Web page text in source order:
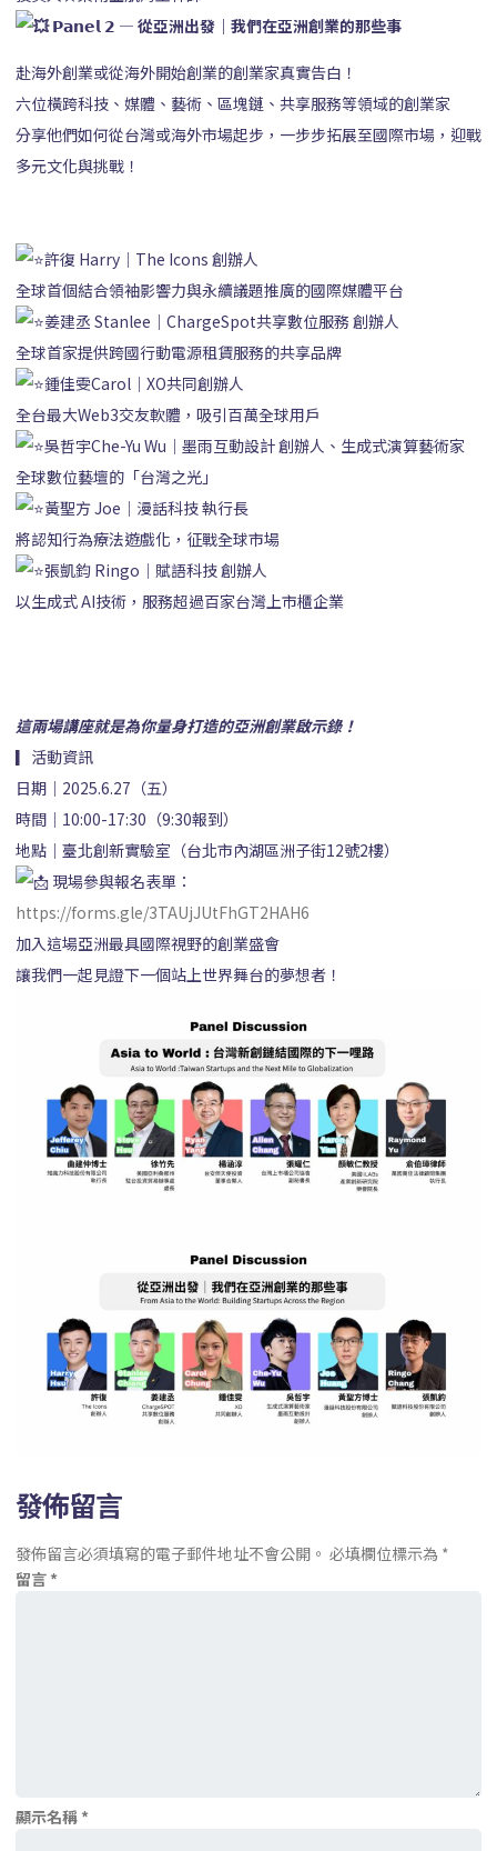
𝗣𝗮𝗻𝗲𝗹 𝟮 — 從亞洲出發｜我們在亞洲創業的那些事
赴海外創業或從海外開始創業的創業家真實告白！
六位橫跨科技、媒體、藝術、區塊鏈、共享服務等領域的創業家
分享他們如何從台灣或海外市場起步，一步步拓展至國際市場，迎戰
多元文化與挑戰！
許復 Harry｜The Icons 創辦人
全球首個結合領袖影響力與永續議題推廣的國際媒體平台
姜建丞 Stanlee｜ChargeSpot共享數位服務 創辦人
全球首家提供跨國行動電源租賃服務的共享品牌
鍾佳雯Carol｜XO共同創辦人
全台最大Web3交友軟體，吸引百萬全球用戶
吳哲宇Che-Yu Wu｜墨雨互動設計 創辦人、生成式演算藝術家
全球數位藝壇的「台灣之光」
黃聖方 Joe｜漫話科技 執行長
將認知行為療法遊戲化，征戰全球市場
張凱鈞 Ringo｜賦語科技 創辦人
以生成式 AI技術，服務超過百家台灣上市櫃企業
這兩場講座就是為你量身打造的亞洲創業啟示錄！
▎活動資訊
日期｜2025.6.27（五）
時間｜10:00-17:30（9:30報到）
地點｜臺北創新實驗室（台北市內湖區洲子街12號2樓）
現場參與報名表單：
https://forms.gle/3TAUjJUtFhGT2HAH6
加入這場亞洲最具國際視野的創業盛會
讓我們一起見證下一個站上世界舞台的夢想者！
發佈留言
發佈留言必須填寫的電子郵件地址不會公開。 必填欄位標示為 *
留言 *
顯示名稱 *